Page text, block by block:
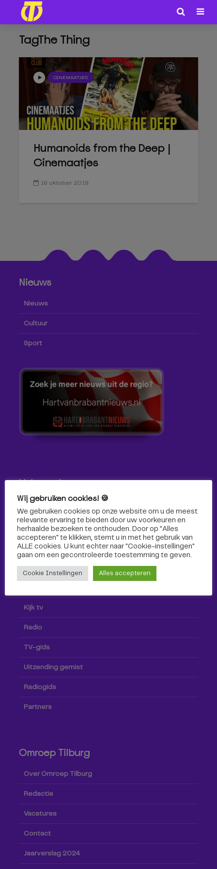
TagThe Thing
CINEMAATJES
Humanoids from the Deep |
Cinemaatjes
16 oktober 2019
Nieuws
Nieuws
Cultuur
Sport
Volg ons!
Volg Omroep Tilburg niet alleen hier, maar ook via social
media!
Kijk tv
Radio
TV-gids
Uitzending gemist
Radiogids
Partners
Omroep Tilburg
Over Omroep Tilburg
Redactie
Vacatures
Contact
Jaarverslag 2024
Wij gebruiken cookies! 🍪
We gebruiken cookies op onze website om u de meest
relevante ervaring te bieden door uw voorkeuren en
herhaalde bezoeken te onthouden. Door op "Alles
accepteren" te klikken, stemt u in met het gebruik van
ALLE cookies. U kunt echter naar "Cookie-instellingen"
gaan om een ​​gecontroleerde toestemming te geven.
Cookie Instellingen Alles accepteren